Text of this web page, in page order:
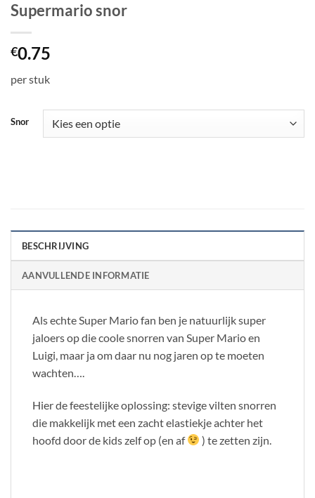
Supermario snor
€0.75
per stuk
Snor
BESCHRIJVING
AANVULLENDE INFORMATIE
Als echte Super Mario fan ben je natuurlijk super
jaloers op die coole snorren van Super Mario en
Luigi, maar ja om daar nu nog jaren op te moeten
wachten….
Hier de feestelijke oplossing: stevige vilten snorren
die makkelijk met een zacht elastiekje achter het
hoofd door de kids zelf op (en af
) te zetten zijn.